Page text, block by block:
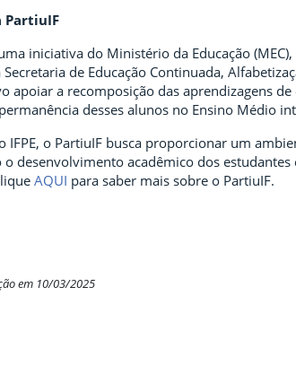
PartiuIF
iniciativa do Ministério da Educação
Secretaria de Educação Continuada,
apoiar a recomposição das aprendizagens
desses alunos no Ensino Médio
IFPE, o PartiuIF busca proporcionar um
desenvolvimento acadêmico dos
AQUI para saber mais sobre o PartiuIF.
em 10/03/2025